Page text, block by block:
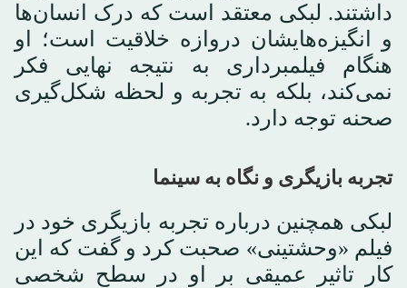
داشتند. لبکی معتقد است که درک انسان‌ها
و انگیزه‌هایشان دروازه خلاقیت است؛ او
هنگام فیلمبرداری به نتیجه نهایی فکر
نمی‌کند، بلکه به تجربه و لحظه شکل‌گیری
صحنه توجه دارد.
تجربه بازیگری و نگاه به سینما
لبکی همچنین درباره تجربه بازیگری خود در
فیلم «وحشتینی» صحبت کرد و گفت که این
کار تاثیر عمیقی بر او در سطح شخصی